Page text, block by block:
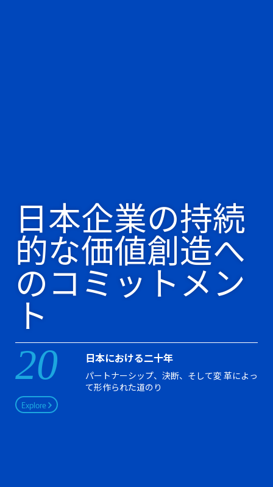
日本企業の持続
的な価値創造へ
のコミットメン
ト
20
Explore
日本における二十年
パートナーシップ、決断、そして変 革によっ
て形作られた道のり